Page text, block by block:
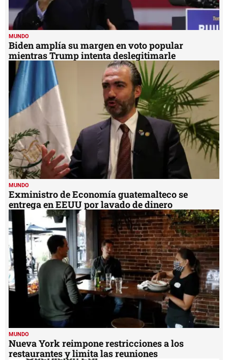
MUNDO
Biden amplía su margen en voto popular
mientras Trump intenta deslegitimarle
MUNDO
Exministro de Economía guatemalteco se
entrega en EEUU por lavado de dinero
MUNDO
Nueva York reimpone restricciones a los
restaurantes y limita las reuniones